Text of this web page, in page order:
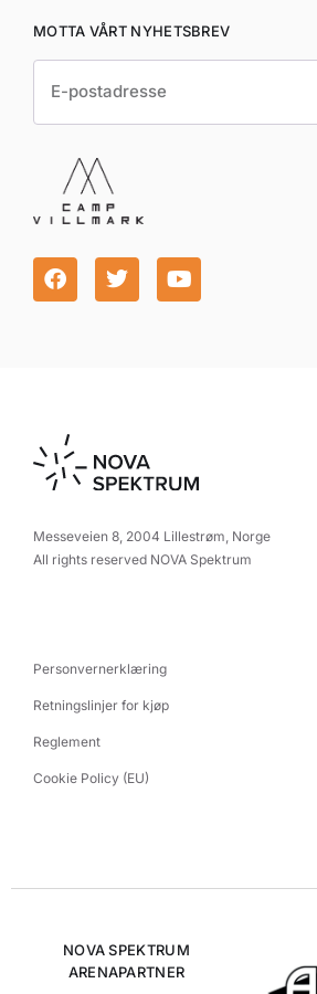
MOTTA VÅRT NYHETSBREV
Messeveien 8, 2004 Lillestrøm, Norge
All rights reserved NOVA Spektrum
Personvernerklæring
Retningslinjer for kjøp
Reglement
Cookie Policy (EU)
NOVA SPEKTRUM
ARENAPARTNER